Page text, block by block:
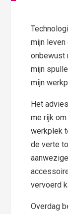
mijn
onbewust
mijn
mijn
Het
me rijk
werkplek
de verte
vervoerd
Overdag